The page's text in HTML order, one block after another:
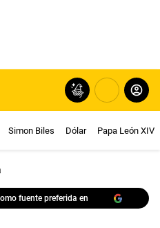
Simon Biles Dólar Papa León XIV
fuente preferida en